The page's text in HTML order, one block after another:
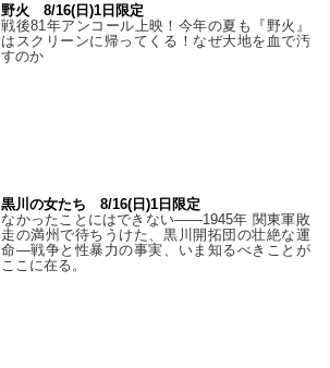
野火 8/16(日)1日限定
戦後81年アンコール上映！今年の夏も『野火』
はスクリーンに帰ってくる！なぜ大地を血で汚
すのか
黒川の女たち 8/16(日)1日限定
なかったことにはできない——1945年 関東軍敗
走の満州で待ちうけた、黒川開拓団の壮絶な運
命―戦争と性暴力の事実、いま知るべきことが
ここに在る。